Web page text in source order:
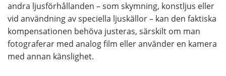
andra ljusförhållanden – som skymning, konstljus eller
vid användning av speciella ljuskällor – kan den faktiska
kompensationen behöva justeras, särskilt om man
fotograferar med analog film eller använder en kamera
med annan känslighet.